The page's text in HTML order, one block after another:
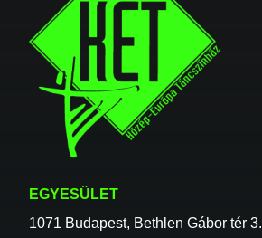
EGYESÜLET
1071 Budapest, Bethlen Gábor tér 3.